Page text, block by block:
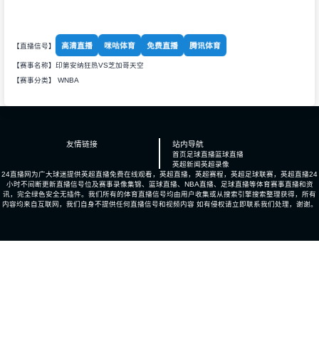
【直播信号】 高清直播 咪咕体育 免费直播 腾讯体育
【赛事名称】印第安纳狂热VS芝加哥天空
【赛事分类】 WNBA
友情链接 站内导航
首页足球直播篮球直播
英超新闻英超录像
24直播网为广大球迷提供英超直播免费在线观看，英超直播，英超赛程，英超足球联赛，英超直播24
小时不间断更新直播信号位及赛事录像集锦、篮球直播、NBA直播、足球直播等体育赛事直播和资
讯，完全绿色安全无插件。我们所有的体育直播信号均由用户收集或从搜索引擎搜索整理获得，所有
内容均来自互联网，我们自身不提供任何直播信号和视频内容 如有侵权请立即联系我们处理，谢谢。